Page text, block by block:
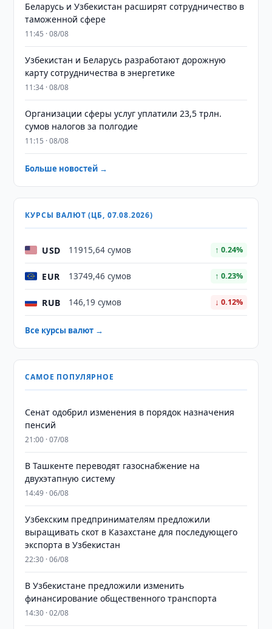
Беларусь и Узбекистан расширят сотрудничество в
таможенной сфере
11:45 · 08/08
Узбекистан и Беларусь разработают дорожную
карту сотрудничества в энергетике
11:34 · 08/08
Организации сферы услуг уплатили 23,5 трлн.
сумов налогов за полгодие
11:15 · 08/08
Больше новостей →
КУРСЫ ВАЛЮТ (ЦБ, 07.08.2026)
USD 11915,64 сумов ↑ 0.24%
EUR 13749,46 сумов ↑ 0.23%
RUB 146,19 сумов ↓ 0.12%
Все курсы валют →
САМОЕ ПОПУЛЯРНОЕ
Сенат одобрил изменения в порядок назначения
пенсий
21:00 · 07/08
В Ташкенте переводят газоснабжение на
двухэтапную систему
14:49 · 06/08
Узбекским предпринимателям предложили
выращивать скот в Казахстане для последующего
экспорта в Узбекистан
22:30 · 06/08
В Узбекистане предложили изменить
финансирование общественного транспорта
14:30 · 02/08